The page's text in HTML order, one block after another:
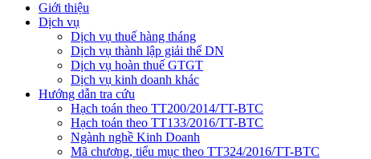
Giới thiệu
Dịch vụ
Dịch vụ thuế hàng tháng
Dịch vụ thành lập giải thể DN
Dịch vụ hoàn thuế GTGT
Dịch vụ kinh doanh khác
Hướng dẫn tra cứu
Hạch toán theo TT200/2014/TT-BTC
Hạch toán theo TT133/2016/TT-BTC
Ngành nghề Kinh Doanh
Mã chương, tiểu mục theo TT324/2016/TT-BTC